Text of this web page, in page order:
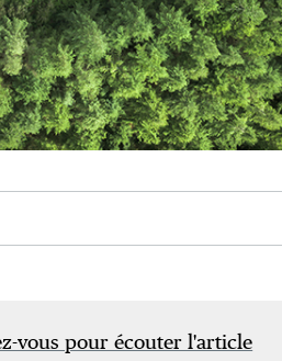
vous pour écouter l'article